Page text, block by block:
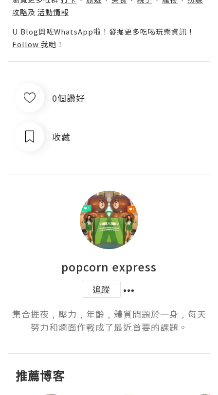
攻略及 活動情報
U Blog開咗WhatsApp啦！發掘更多吃喝玩樂資訊！
Follow 我哋 ！
0個讚好
收藏
popcorn express
追蹤
集合捱夜﹐壓力﹐年齡﹐體質問題於一身﹐每天
努力和爛面作戰成了最近首要的課題。
推薦博客